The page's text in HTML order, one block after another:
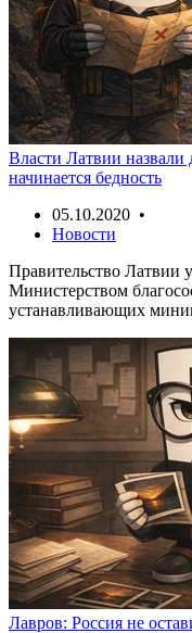
Власти Латвии назвали
начинается бедность
05.10.2020 •
Новости
Правительство Латвии
Министерством
устанавливающих
Лавров: Россия не